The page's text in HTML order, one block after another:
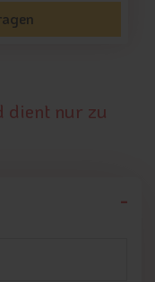
dient nur zu